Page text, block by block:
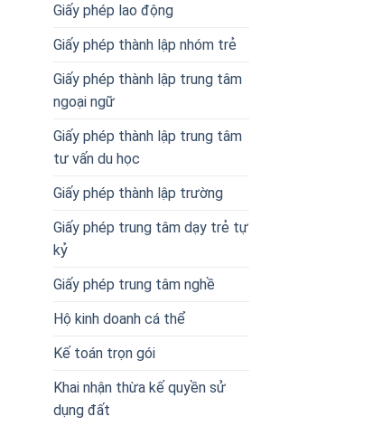
Giấy phép lao động
Giấy phép thành lập nhóm trẻ
Giấy phép thành lập trung tâm
ngoại ngữ
Giấy phép thành lập trung tâm
tư vấn du học
Giấy phép thành lập trường
Giấy phép trung tâm dạy trẻ tự
kỷ
Giấy phép trung tâm nghề
Hộ kinh doanh cá thể
Kế toán trọn gói
Khai nhận thừa kế quyền sử
dụng đất